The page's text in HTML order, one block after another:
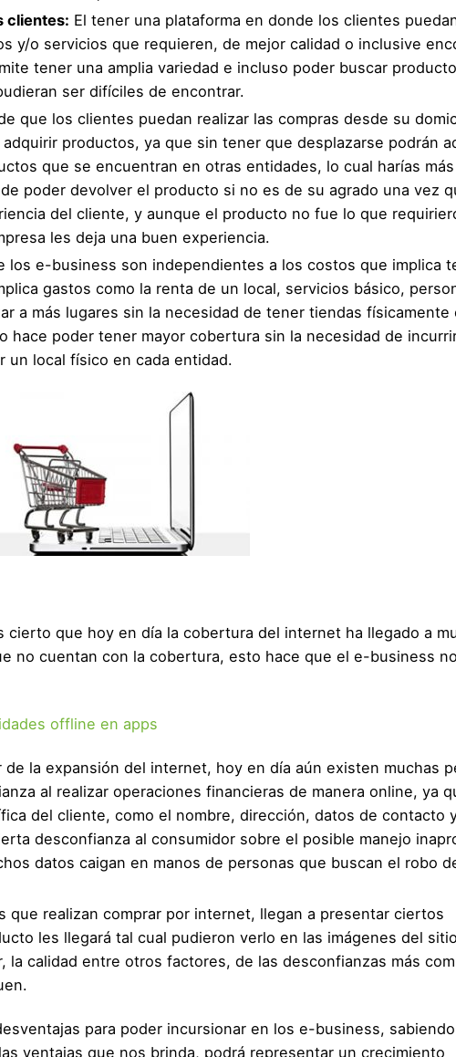
clientes: El tener una plataforma en donde los clientes
y/o servicios que requieren, de mejor calidad o inclusive
tener una amplia variedad e incluso poder buscar
ser difíciles de encontrar.
que los clientes puedan realizar las compras desde su
productos, ya que sin tener que desplazarse podrán
que se encuentran en otras entidades, lo cual harías
poder devolver el producto si no es de su agrado una vez
del cliente, y aunque el producto no fue lo que
les deja una buen experiencia.
los e-business son independientes a los costos que implica
gastos como la renta de un local, servicios básico,
a más lugares sin la necesidad de tener tiendas físicamente
hace poder tener mayor cobertura sin la necesidad de
un local físico en cada entidad.
cierto que hoy en día la cobertura del internet ha llegado a
no cuentan con la cobertura, esto hace que el e-business
offline en apps
de la expansión del internet, hoy en día aún existen muchas
al realizar operaciones financieras de manera online, ya
del cliente, como el nombre, dirección, datos de contacto
desconfianza al consumidor sobre el posible manejo
datos caigan en manos de personas que buscan el robo
que realizan comprar por internet, llegan a presentar ciertos
les llegará tal cual pudieron verlo en las imágenes del
la calidad entre otros factores, de las desconfianzas más
para poder incursionar en los e-business, sabiendo
ventajas que nos brinda, podrá representar un crecimiento